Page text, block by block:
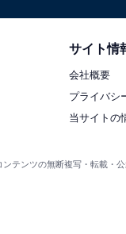
サイト情
会社概要
プライバシ
当サイトの
テンツの無断複写・転載・公